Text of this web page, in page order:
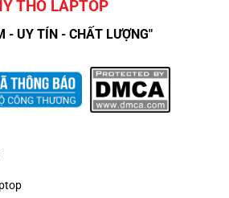
THO LAPTOP
- UY TÍN - CHẤT LƯỢNG"